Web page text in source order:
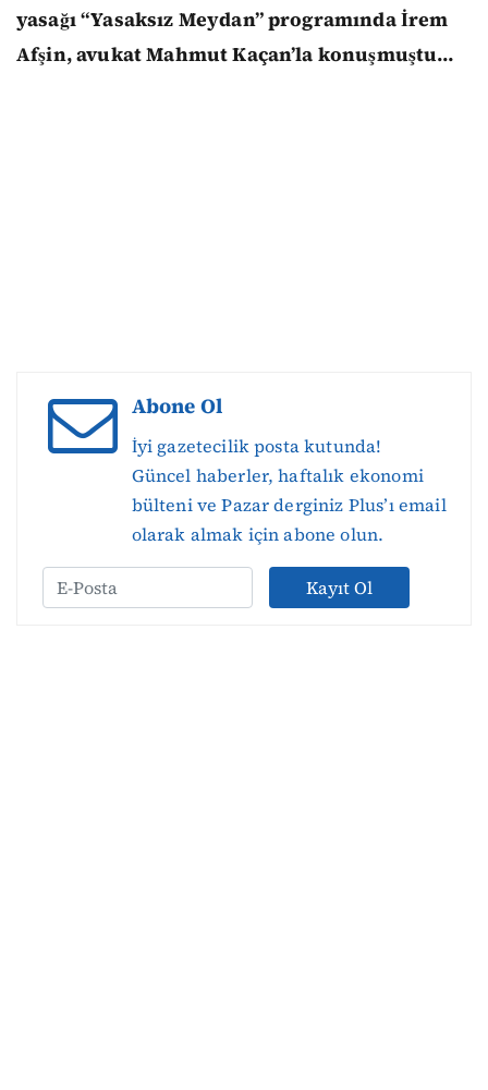
yasağı “Yasaksız Meydan” programında İrem
Afşin, avukat Mahmut Kaçan’la konuşmuştu…
Abone Ol
İyi gazetecilik posta kutunda!
Güncel haberler, haftalık ekonomi
bülteni ve Pazar derginiz Plus’ı email
olarak almak için abone olun.
Kayıt Ol